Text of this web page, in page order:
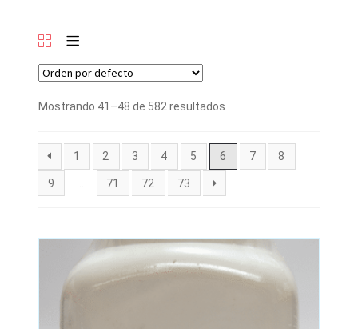
Mostrando 41–48 de 582 resultados
1 2 3 4 5 6 7 8
9 71 72 73